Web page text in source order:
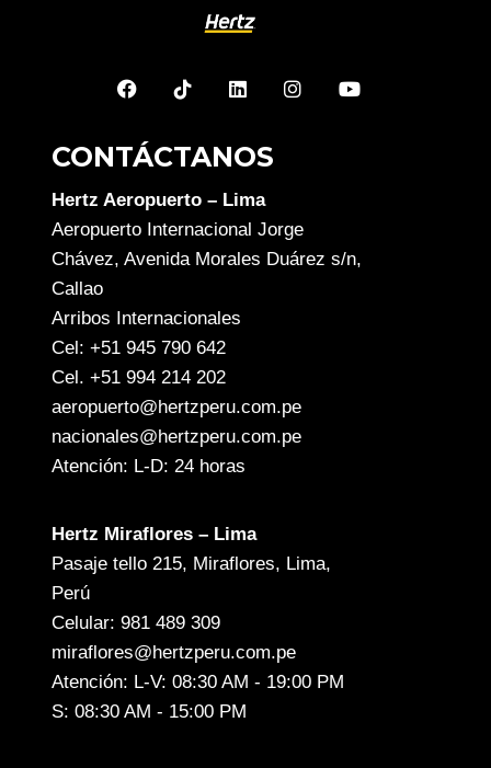
CONTÁCTANOS
Hertz Aeropuerto – Lima
Aeropuerto Internacional Jorge
Chávez, Avenida Morales Duárez s/n,
Callao
Arribos Internacionales
Cel: +51 945 790 642
Cel. +51 994 214 202
aeropuerto@hertzperu.com.pe
nacionales@hertzperu.com.pe
Atención: L-D: 24 horas
Hertz Miraflores – Lima
Pasaje tello 215, Miraflores, Lima,
Perú
Celular: 981 489 309
miraflores@hertzperu.com.pe
Atención: L-V: 08:30 AM - 19:00 PM
S: 08:30 AM - 15:00 PM